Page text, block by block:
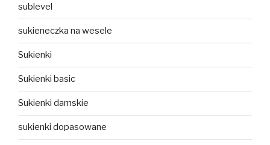
sublevel
sukieneczka na wesele
Sukienki
Sukienki basic
Sukienki damskie
sukienki dopasowane